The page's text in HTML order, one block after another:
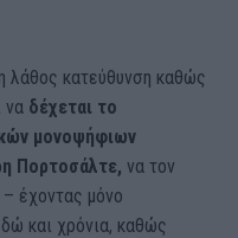
λάθος κατεύθυνση καθώς
να δέχεται το
μονοψήφιων
Πορτοσάλτε, να τον
έχοντας μόνο
και χρόνια, καθώς